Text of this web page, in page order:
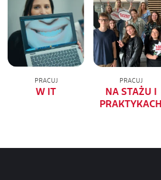
PRACUJ
W IT
PRACUJ
NA STAŻU I
PRAKTYKACH